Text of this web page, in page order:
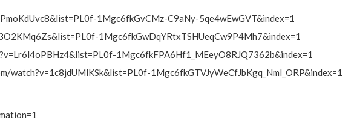
1Mgc6fkGvCMz-C9aNy-5qe4wEwGVT&index=1
1Mgc6fkGwDqYRtxTSHUeqCw9P4Mh7&index=1
1Mgc6fkFPA6Hf1_MEeyO8RJQ7362b&index=1
watch?v=1c8jdUMlKSk&list=PL0f-1Mgc6fkGTVJyWeCfJbKgq_Nml_ORP&index=1